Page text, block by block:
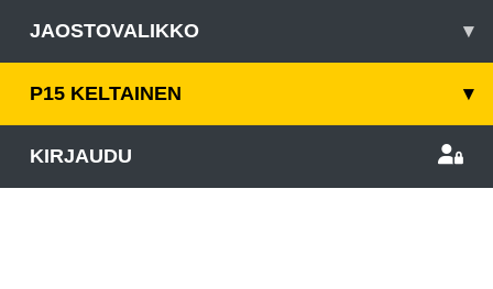
JAOSTOVALIKKO ▾
P15 KELTAINEN ▾
KIRJAUDU